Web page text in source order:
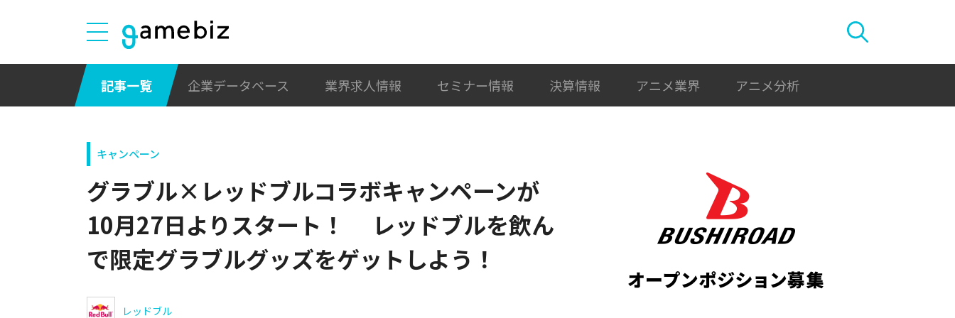
記事一覧 企業データベース 業界求人情報 セミナー情報 決算情報 アニメ業界 アニメ分析
キャンペーン
グラブル×レッドブルコラボキャンペーンが
10月27日よりスタート！ レッドブルを飲ん
で限定グラブルグッズをゲットしよう！
レッドブル